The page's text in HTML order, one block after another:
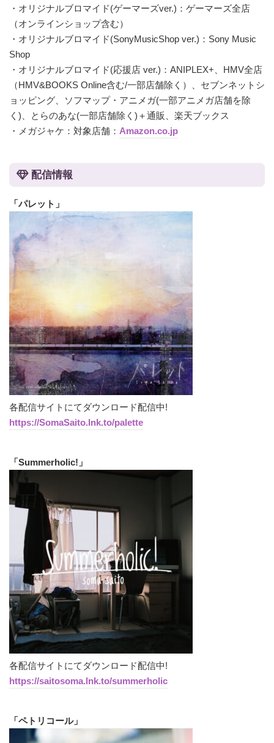
・オリジナルブロマイド(ゲーマーズver.)：ゲーマーズ全店
（オンラインショップ含む）
・オリジナルブロマイド(SonyMusicShop ver.)：Sony Music
Shop
・オリジナルブロマイド(応援店 ver.)：ANIPLEX+、HMV全店
（HMV&BOOKS Online含む/一部店舗除く）、セブンネットシ
ョッピング、ソフマップ・アニメガ(一部アニメガ店舗を除
く)、とらのあな(一部店舗除く)＋通販、楽天ブックス
・メガジャケ：対象店舗： Amazon.co.jp
配信情報
「パレット」
各配信サイトにてダウンロード配信中!
https://SomaSaito.lnk.to/palette
「Summerholic!」
各配信サイトにてダウンロード配信中!
https://saitosoma.lnk.to/summerholic
「ペトリコール」